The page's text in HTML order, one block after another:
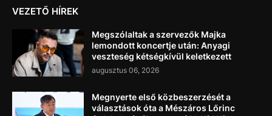
VEZETŐ HÍREK
Megszólaltak a szervezők Majka
lemondott koncertje után: Anyagi
veszteség kétségkívül keletkezett
augusztus 06, 2026
Megnyerte első közbeszerzését a
választások óta a Mészáros Lőrinc